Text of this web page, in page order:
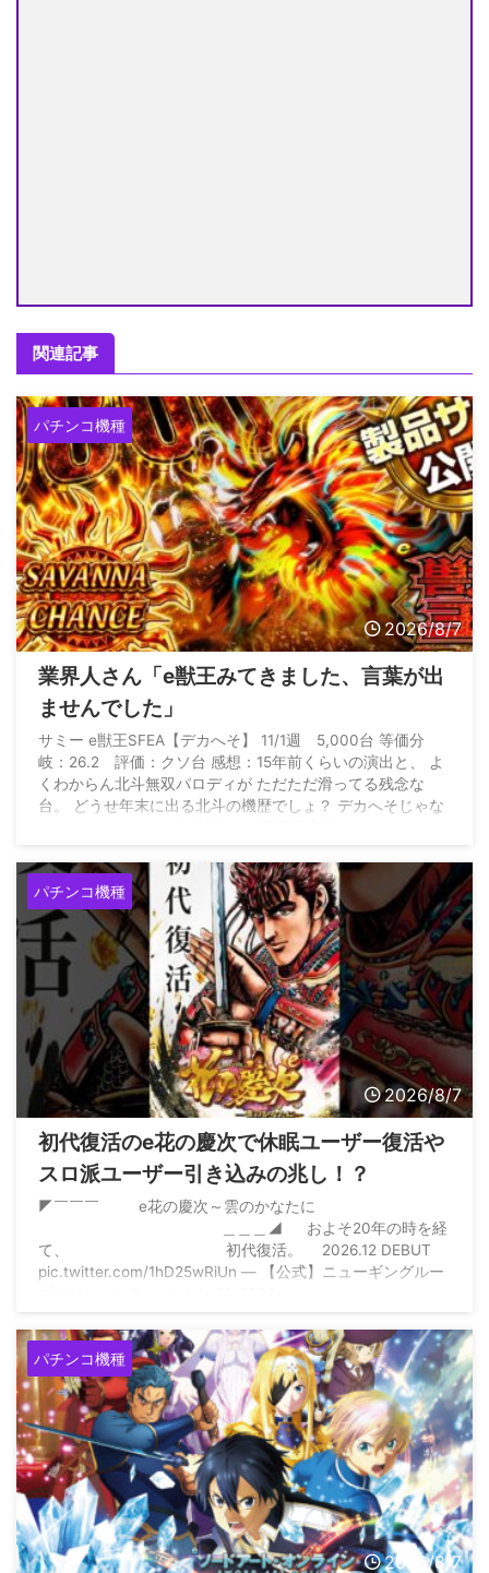
関連記事
パチンコ機種
2026/8/7
業界人さん「e獣王みてきました、言葉が出
ませんでした」
サミー e獣王SFEA【デカへそ】 11/1週 5,000台 等価分
岐：26.2 評価：クソ台 感想：15年前くらいの演出と、 よ
くわからん北斗無双パロディが ただただ滑ってる残念な
台。 どうせ年末に出る北斗の機歴でしょ？ デカへそじゃな
パチンコ機種
2026/8/7
初代復活のe花の慶次で休眠ユーザー復活や
スロ派ユーザー引き込みの兆し！？
◤￣￣￣ e花の慶次～雲のかなたに
＿＿＿◢ およそ20年の時を経
て、 初代復活。 2026.12 DEBUT
pic.twitter.com/1hD25wRiUn — 【公式】ニューギングルー
パチンコ機種
2026/8/7